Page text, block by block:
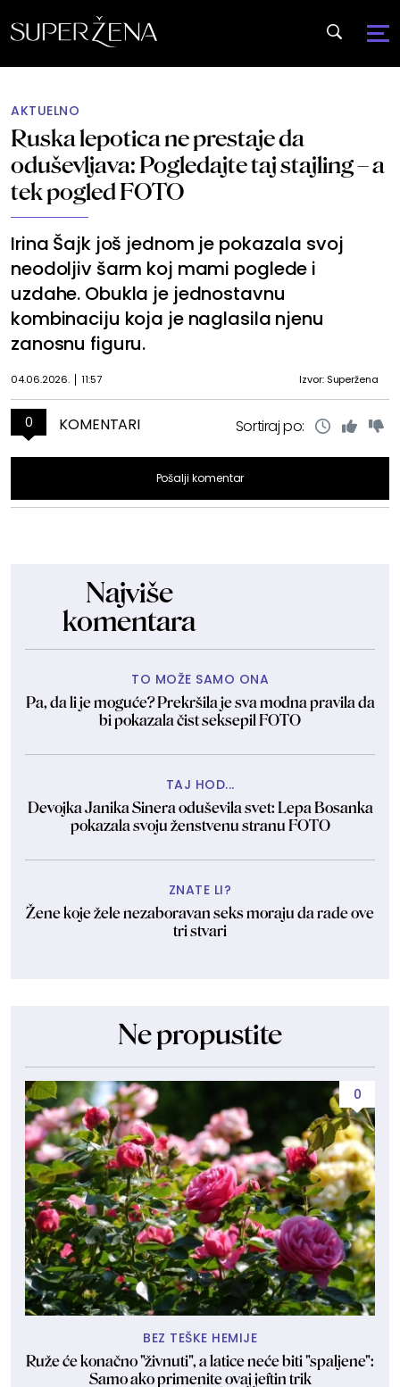
AKTUELNO
Ruska lepotica ne prestaje da
oduševljava: Pogledajte taj stajling – a
tek pogled FOTO
Irina Šajk još jednom je pokazala svoj
neodoljiv šarm koj mami poglede i
uzdahe. Obukla je jednostavnu
kombinaciju koja je naglasila njenu
zanosnu figuru.
04.06.2026. 11:57 Izvor: Superžena
0 KOMENTARI Sortiraj po:
Pošalji komentar
Najviše
komentara
TO MOŽE SAMO ONA
Pa, da li je moguće? Prekršila je sva modna pravila da
bi pokazala čist seksepil FOTO
TAJ HOD...
Devojka Janika Sinera oduševila svet: Lepa Bosanka
pokazala svoju ženstvenu stranu FOTO
ZNATE LI?
Žene koje žele nezaboravan seks moraju da rade ove
tri stvari
Ne propustite
0
BEZ TEŠKE HEMIJE
Ruže će konačno "živnuti", a latice neće biti "spaljene":
Samo ako primenite ovaj jeftin trik